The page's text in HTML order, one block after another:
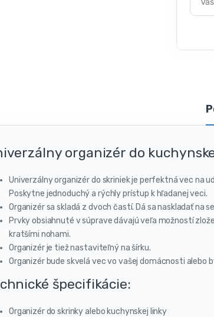
organizér do
Univerzálny organizér do skriniek je perfektná vec na
Poskytne jednoduchý a rýchly prístup k hľadanej veci.
Organizér sa skladá z dvoch častí. Dá sa naskladať na
Prvky obsiahnuté v súprave dávajú veľa možností
kratšími nohami.
Organizér je tiež nastaviteľný na šírku.
Organizér bude skvelá vec vo vašej domácnosti
špecifikácie:
Organizér do skrinky alebo kuchynskej linky